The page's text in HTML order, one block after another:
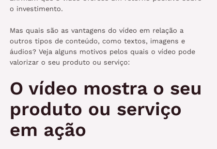
o investimento.
Mas quais são as vantagens do vídeo em relação a
outros tipos de conteúdo, como textos, imagens e
áudios? Veja alguns motivos pelos quais o vídeo pode
valorizar o seu produto ou serviço:
O vídeo mostra o seu
produto ou serviço
em ação